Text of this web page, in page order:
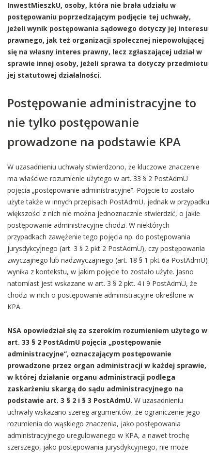
InwestMieszkU, osoby, która nie brała udziału w
postępowaniu poprzedzającym podjęcie tej uchwały,
jeżeli wynik postępowania sądowego dotyczy jej interesu
prawnego, jak też organizacji społecznej niepowołującej
się na własny interes prawny, lecz zgłaszającej udział w
sprawie innej osoby, jeżeli sprawa ta dotyczy przedmiotu
jej statutowej działalności.
Postępowanie administracyjne to
nie tylko postępowanie
prowadzone na podstawie KPA
W uzasadnieniu uchwały stwierdzono, że kluczowe znaczenie
ma właściwe rozumienie użytego w art. 33 § 2 PostAdmU
pojęcia „postępowanie administracyjne”. Pojęcie to zostało
użyte także w innych przepisach PostAdmU, jednak w przypadku
większości z nich nie można jednoznacznie stwierdzić, o jakie
postępowanie administracyjne chodzi. W niektórych
przypadkach zawężenie tego pojęcia np. do postępowania
jurysdykcyjnego (art. 3 § 2 pkt 2 PostAdmU), czy postępowania
zwyczajnego lub nadzwyczajnego (art. 18 § 1 pkt 6a PostAdmU)
wynika z kontekstu, w jakim pojęcie to zostało użyte. Jasno
natomiast jest wskazane w art. 3 § 2 pkt. 4 i 9 PostAdmU, że
chodzi w nich o postępowanie administracyjne określone w
KPA.
NSA opowiedział się za szerokim rozumieniem użytego w
art. 33 § 2 PostAdmU pojęcia „postępowanie
administracyjne”, oznaczającym postępowanie
prowadzone przez organ administracji w każdej sprawie,
w której działanie organu administracji podlega
zaskarżeniu skargą do sądu administracyjnego na
podstawie art. 3 § 2 i § 3 PostAdmU. W uzasadnieniu
uchwały wskazano szereg argumentów, że ograniczenie jego
rozumienia do wąskiego znaczenia, jako postępowania
administracyjnego uregulowanego w KPA, a nawet trochę
szerszego, jako postępowania jurysdykcyjnego, nie może